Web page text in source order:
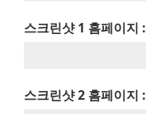
스크린샷 1 홈페이지 :
스크린샷 2 홈페이지 :